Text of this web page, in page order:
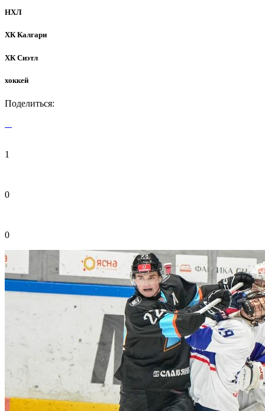
НХЛ
ХК Калгари
ХК Сиэтл
хоккей
Поделиться:
1
0
0